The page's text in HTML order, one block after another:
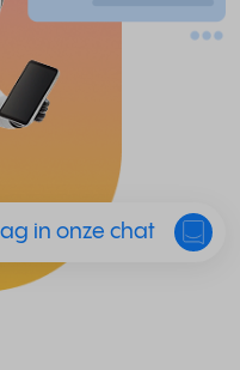
in onze chat